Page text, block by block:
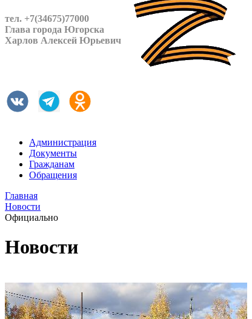
тел. +7(34675)77000
Глава города Югорска
Харлов Алексей Юрьевич
Администрация
Документы
Гражданам
Обращения
Главная
Новости
Официально
Новости